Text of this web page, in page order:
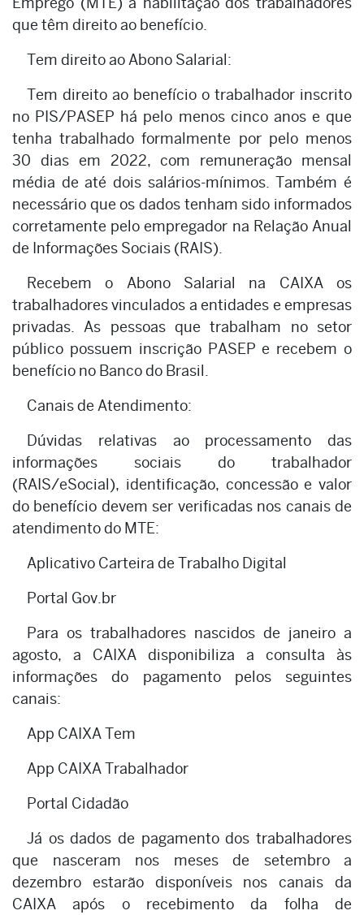
que têm direito ao benefício.
Tem direito ao Abono Salarial:
Tem direito ao benefício o trabalhador inscrito
no PIS/PASEP há pelo menos cinco anos e que
tenha trabalhado formalmente por pelo menos
30 dias em 2022, com remuneração mensal
média de até dois salários-mínimos. Também é
necessário que os dados tenham sido informados
corretamente pelo empregador na Relação Anual
de Informações Sociais (RAIS).
Recebem o Abono Salarial na CAIXA os
trabalhadores vinculados a entidades e empresas
privadas. As pessoas que trabalham no setor
público possuem inscrição PASEP e recebem o
benefício no Banco do Brasil.
Canais de Atendimento:
Dúvidas relativas ao processamento das
informações sociais do trabalhador
(RAIS/eSocial), identificação, concessão e valor
do benefício devem ser verificadas nos canais de
atendimento do MTE:
Aplicativo Carteira de Trabalho Digital
Portal Gov.br
Para os trabalhadores nascidos de janeiro a
agosto, a CAIXA disponibiliza a consulta às
informações do pagamento pelos seguintes
canais:
App CAIXA Tem
App CAIXA Trabalhador
Portal Cidadão
Já os dados de pagamento dos trabalhadores
que nasceram nos meses de setembro a
dezembro estarão disponíveis nos canais da
CAIXA após o recebimento da folha de